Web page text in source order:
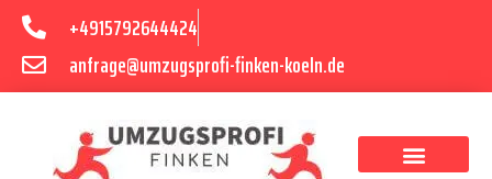
+4915792644424
anfrage@umzugsprofi-finken-koeln.de